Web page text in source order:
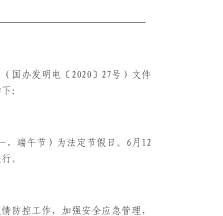
国办发明电〔2020〕27号）文件
：
、端午节）为法定节假日。6月12
。
防控工作，加强安全应急管理，